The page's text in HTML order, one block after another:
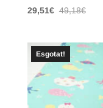
29,51€ 49,18€
Esgotat!